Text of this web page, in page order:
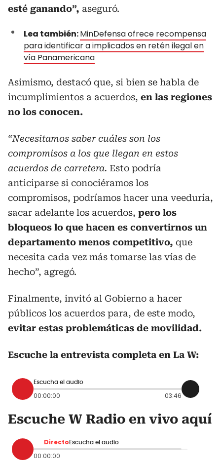
esté ganando”, aseguró.
Lea también:MinDefensa ofrece recompensa
para identificar a implicados en retén ilegal en
vía Panamericana
Asimismo, destacó que, si bien se habla de
incumplimientos a acuerdos, en las regiones
no los conocen.
“Necesitamos saber cuáles son los
compromisos a los que llegan en estos
acuerdos de carretera. Esto podría
anticiparse si conociéramos los
compromisos, podríamos hacer una veeduría,
sacar adelante los acuerdos, pero los
bloqueos lo que hacen es convertirnos un
departamento menos competitivo, que
necesita cada vez más tomarse las vías de
hecho”, agregó.
Finalmente, invitó al Gobierno a hacer
públicos los acuerdos para, de este modo,
evitar estas problemáticas de movilidad.
Escuche la entrevista completa en La W:
Escucha el audio
00:00:00 03:46
Escuche W Radio en vivo aquí
Directo Escucha el audio
00:00:00